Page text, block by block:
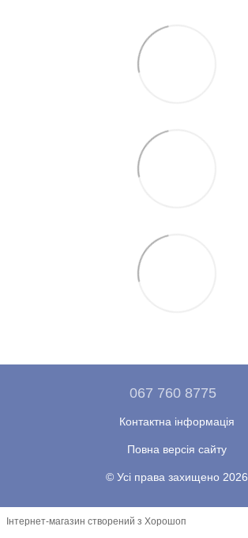
067 760 8775
Контактна інформація
Повна версія сайту
© Усі права захищено 2026
Інтернет-магазин створений з Хорошоп